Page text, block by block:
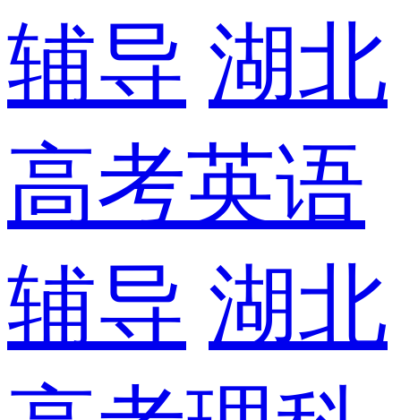
辅导 湖北
高考英语
辅导 湖北